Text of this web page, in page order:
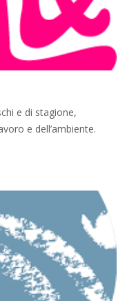
e di stagione,
e dell’ambiente.